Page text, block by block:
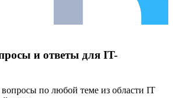
и ответы для IT-
по любой теме из области IT